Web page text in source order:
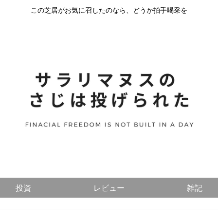
この芝居がお気に召したのなら、どうか拍手喝采を
投資 レビュー 雑記